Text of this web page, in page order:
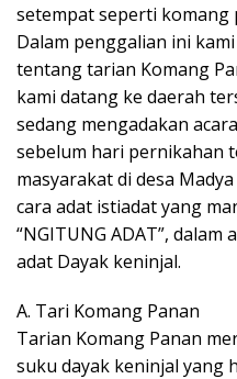
setempat seperti komang
Dalam penggalian ini
tentang tarian Komang
kami datang ke daerah
sedang mengadakan
sebelum hari pernikahan
masyarakat di desa
cara adat istiadat yang
“NGITUNG ADAT”,
adat Dayak keninjal.
A. Tari Komang Panan
Tarian Komang Panan
suku dayak keninjal yang